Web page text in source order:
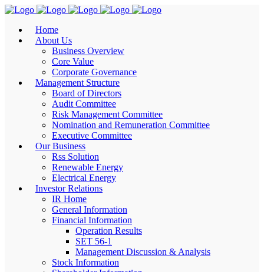
Home
About Us
Business Overview
Core Value
Corporate Governance
Management Structure
Board of Directors
Audit Committee
Risk Management Committee
Nomination and Remuneration Committee
Executive Committee
Our Business
Rss Solution
Renewable Energy
Electrical Energy
Investor Relations
IR Home
General Information
Financial Information
Operation Results
SET 56-1
Management Discussion & Analysis
Stock Information